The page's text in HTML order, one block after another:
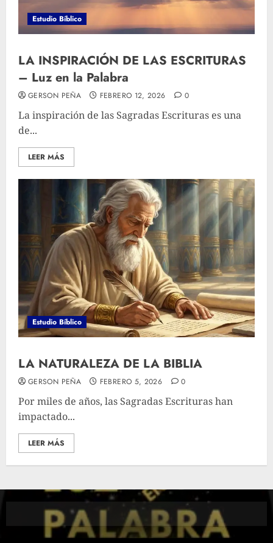
Estudio Bíblico
LA INSPIRACIÓN DE LAS ESCRITURAS
– Luz en la Palabra
GERSON PEÑA FEBRERO 12, 2026 0
La inspiración de las Sagradas Escrituras es una
de...
LEER MÁS
Estudio Bíblico
LA NATURALEZA DE LA BIBLIA
GERSON PEÑA FEBRERO 5, 2026 0
Por miles de años, las Sagradas Escrituras han
impactado...
LEER MÁS